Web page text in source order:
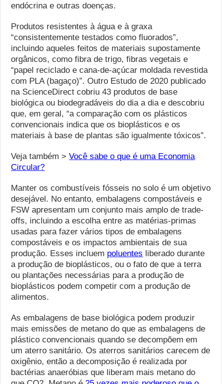
endócrina e outras doenças.
Produtos resistentes à água e à graxa
“consistentemente testados como fluorados”,
incluindo aqueles feitos de materiais supostamente
orgânicos, como fibra de trigo, fibras vegetais e
“papel reciclado e cana-de-açúcar moldada revestida
com PLA (bagaço)”. Outro Estudo de 2020 publicado
na ScienceDirect cobriu 43 produtos de base
biológica ou biodegradáveis ​​do dia a dia e descobriu
que, em geral, “a comparação com os plásticos
convencionais indica que os bioplásticos e os
materiais à base de plantas são igualmente tóxicos”.
Veja também >Você sabe o que é uma Economia
Circular?
Manter os combustíveis fósseis no solo é um objetivo
desejável. No entanto, embalagens compostáveis ​​e
FSW apresentam um conjunto mais amplo de trade-
offs, incluindo a escolha entre as matérias-primas
usadas para fazer vários tipos de embalagens
compostáveis ​​e os impactos ambientais de sua
produção. Esses incluem poluentes liberado durante
a produção de bioplásticos, ou o fato de que a terra
ou plantações necessárias para a produção de
bioplásticos podem competir com a produção de
alimentos.
As embalagens de base biológica podem produzir
mais emissões de metano do que as embalagens de
plástico convencionais quando se decompõem em
um aterro sanitário. Os aterros sanitários carecem de
oxigênio, então a decomposição é realizada por
bactérias anaeróbias que liberam mais metano do